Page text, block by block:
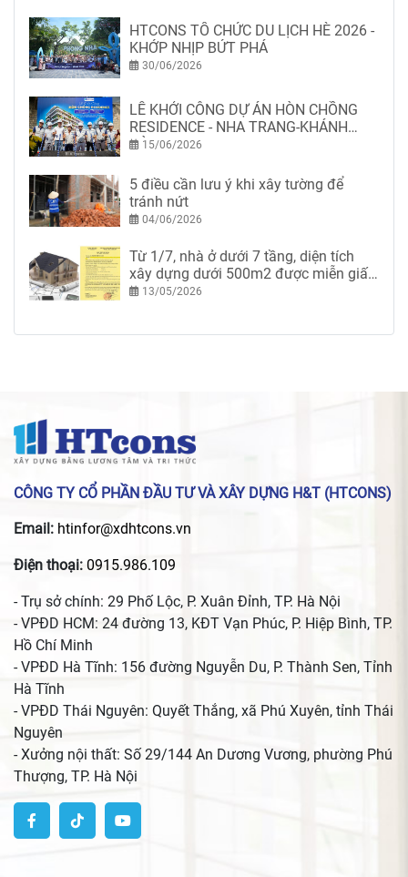
HTCONS TỔ CHỨC DU LỊCH HÈ 2026 -
KHỚP NHỊP BỨT PHÁ
30/06/2026
LỄ KHỞI CÔNG DỰ ÁN HÒN CHỒNG
RESIDENCE - NHA TRANG-KHÁNH
HÒA15/06/2026
5 điều cần lưu ý khi xây tường để
tránh nứt
04/06/2026
Từ 1/7, nhà ở dưới 7 tầng, diện tích
xây dựng dưới 500m2 được miễn giấy
phép xây dựng
13/05/2026
CÔNG TY CỔ PHẦN ĐẦU TƯ VÀ XÂY DỰNG H&T (HTCONS)
Email: htinfor@xdhtcons.vn
Điện thoại: 0915.986.109
- Trụ sở chính: 29 Phố Lộc, P. Xuân Đỉnh, TP. Hà Nội
- VPĐD HCM: 24 đường 13, KĐT Vạn Phúc, P. Hiệp Bình, TP.
Hồ Chí Minh
- VPĐD Hà Tĩnh: 156 đường Nguyễn Du, P. Thành Sen, Tỉnh
Hà Tĩnh
- VPĐD Thái Nguyên: Quyết Thắng, xã Phú Xuyên, tỉnh Thái
Nguyên
- Xưởng nội thất: Số 29/144 An Dương Vương, phường Phú
Thượng, TP. Hà Nội